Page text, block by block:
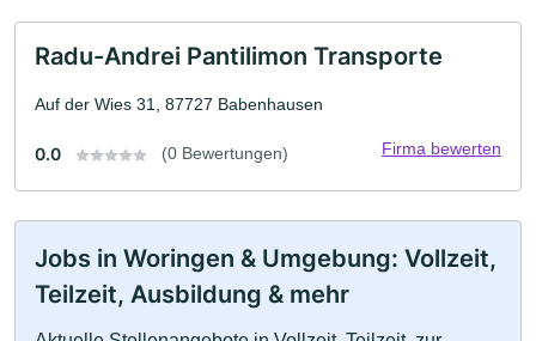
Radu-Andrei Pantilimon Transporte
Auf der Wies 31, 87727 Babenhausen
0.0 (0 Bewertungen) Firma bewerten
Jobs in Woringen & Umgebung: Vollzeit,
Teilzeit, Ausbildung & mehr